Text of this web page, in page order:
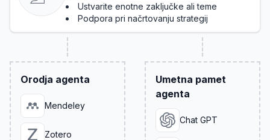
Ustvarite enotne zaključke ali teme
Podpora pri načrtovanju strategij
Orodja agenta
Mendeley
Zotero
Umetna pamet
agenta
Chat GPT